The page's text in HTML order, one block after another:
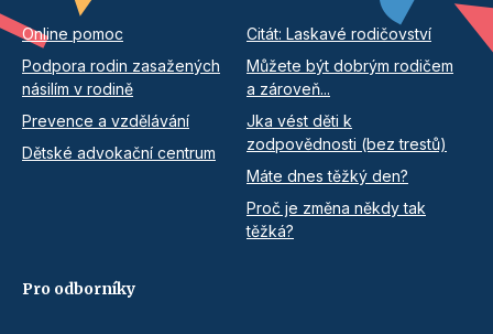
Online pomoc
Podpora rodin zasažených
násilím v rodině
Prevence a vzdělávání
Dětské advokační centrum
Citát: Laskavé rodičovství
Můžete být dobrým rodičem
a zároveň...
Jka vést děti k
zodpovědnosti (bez trestů)
Máte dnes těžký den?
Proč je změna někdy tak
těžká?
Pro odborníky